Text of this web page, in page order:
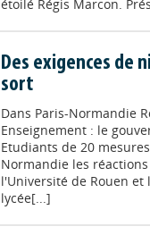
étoilé Régis Marcon.
Des exigences de
sort
Dans Paris-Normandie
Enseignement : le
Etudiants de 20
Normandie les
l'Université de Rouen
lycée[...]